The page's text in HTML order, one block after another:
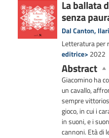
Dettaglio
del
documento
La ballata
senza
Dal Canton,
Letteratura per
editrice> 2022
Abstract
Giacomino ha
un cavallo,
sempre
gioco, in cui i
in suoni, e i
cannoni. Età di